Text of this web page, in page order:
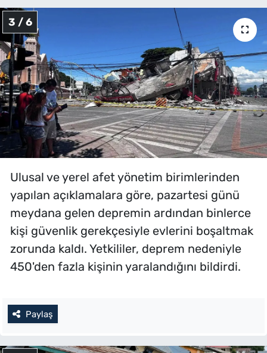
3 / 6
Ulusal ve yerel afet yönetim birimlerinden
yapılan açıklamalara göre, pazartesi günü
meydana gelen depremin ardından binlerce
kişi güvenlik gerekçesiyle evlerini boşaltmak
zorunda kaldı. Yetkililer, deprem nedeniyle
450'den fazla kişinin yaralandığını bildirdi.
Paylaş